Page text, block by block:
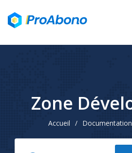
Zone
Accueil / Documentation